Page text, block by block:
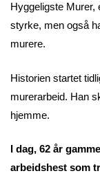
Hyggeligste Murer,
styrke, men også
murere.
Historien startet
murerarbeid. Han
hjemme.
I dag, 62 år
arbeidshest som